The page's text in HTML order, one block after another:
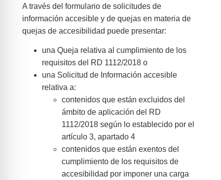
A través del formulario de solicitudes de
información accesible y de quejas en materia de
quejas de accesibilidad puede presentar:
una Queja relativa al cumplimiento de los
requisitos del RD 1112/2018 o
una Solicitud de Información accesible
relativa a:
contenidos que están excluidos del
ámbito de aplicación del RD
1112/2018 según lo establecido por el
artículo 3, apartado 4
contenidos que están exentos del
cumplimiento de los requisitos de
accesibilidad por imponer una carga